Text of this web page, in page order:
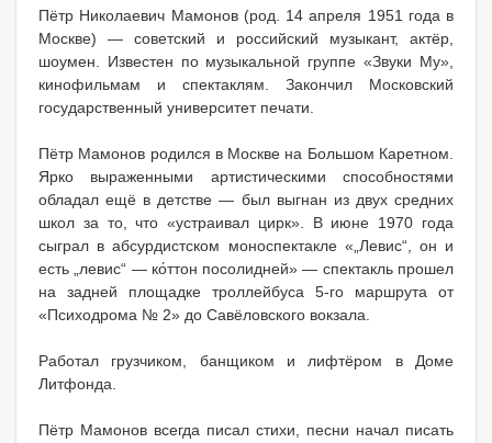
Пётр Николаевич Мамонов (род. 14 апреля 1951 года в
Москве) — советский и российский музыкант, актёр,
шоумен. Известен по музыкальной группе «Звуки Му»,
кинофильмам и спектаклям. Закончил Московский
государственный университет печати.
Пётр Мамонов родился в Москве на Большом Каретном.
Ярко выраженными артистическими способностями
обладал ещё в детстве — был выгнан из двух средних
школ за то, что «устраивал цирк». В июне 1970 года
сыграл в абсурдистском моноспектакле «„Левис“, он и
есть „левис“ — ко́ттон посолидней» — спектакль прошел
на задней площадке троллейбуса 5-го маршрута от
«Психодрома № 2» до Савёловского вокзала.
Работал грузчиком, банщиком и лифтёром в Доме
Литфонда.
Пётр Мамонов всегда писал стихи, песни начал писать